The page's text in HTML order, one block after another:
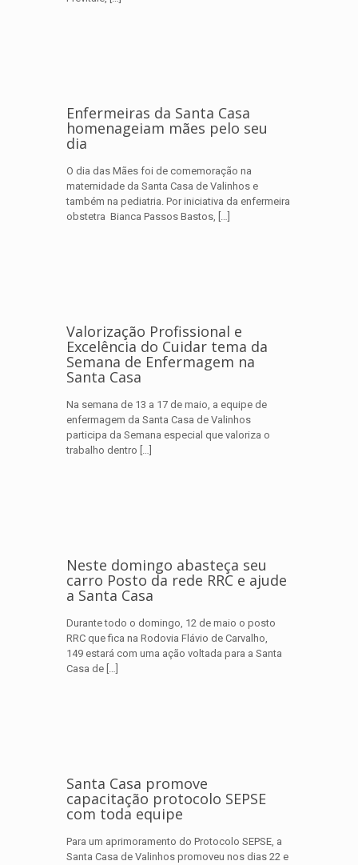
Enfermeiras da Santa Casa
homenageiam mães pelo seu
dia
O dia das Mães foi de comemoração na
maternidade da Santa Casa de Valinhos e
também na pediatria. Por iniciativa da enfermeira
obstetra Bianca Passos Bastos, […]
Valorização Profissional e
Excelência do Cuidar tema da
Semana de Enfermagem na
Santa Casa
Na semana de 13 a 17 de maio, a equipe de
enfermagem da Santa Casa de Valinhos
participa da Semana especial que valoriza o
trabalho dentro […]
Neste domingo abasteça seu
carro Posto da rede RRC e ajude
a Santa Casa
Durante todo o domingo, 12 de maio o posto
RRC que fica na Rodovia Flávio de Carvalho,
149 estará com uma ação voltada para a Santa
Casa de […]
Santa Casa promove
capacitação protocolo SEPSE
com toda equipe
Para um aprimoramento do Protocolo SEPSE, a
Santa Casa de Valinhos promoveu nos dias 22 e